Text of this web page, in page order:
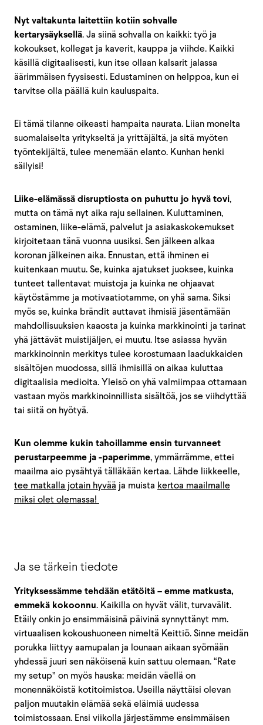
Nyt valtakunta laitettiin kotiin sohvalle
kertarysäyksellä. Ja siinä sohvalla on kaikki: työ ja
kokoukset, kollegat ja kaverit, kauppa ja viihde. Kaikki
käsillä digitaalisesti, kun itse ollaan kalsarit jalassa
äärimmäisen fyysisesti. Edustaminen on helppoa, kun ei
tarvitse olla päällä kuin kauluspaita.
Ei tämä tilanne oikeasti hampaita naurata. Liian monelta
suomalaiselta yritykseltä ja yrittäjältä, ja sitä myöten
työntekijältä, tulee menemään elanto. Kunhan henki
säilyisi!
Liike-elämässä disruptiosta on puhuttu jo hyvä tovi,
mutta on tämä nyt aika raju sellainen. Kuluttaminen,
ostaminen, liike-elämä, palvelut ja asiakaskokemukset
kirjoitetaan tänä vuonna uusiksi. Sen jälkeen alkaa
koronan jälkeinen aika. Ennustan, että ihminen ei
kuitenkaan muutu. Se, kuinka ajatukset juoksee, kuinka
tunteet tallentavat muistoja ja kuinka ne ohjaavat
käytöstämme ja motivaatiotamme, on yhä sama. Siksi
myös se, kuinka brändit auttavat ihmisiä jäsentämään
mahdollisuuksien kaaosta ja kuinka markkinointi ja tarinat
yhä jättävät muistijäljen, ei muutu. Itse asiassa hyvän
markkinoinnin merkitys tulee korostumaan laadukkaiden
sisältöjen muodossa, sillä ihmisillä on aikaa kuluttaa
digitaalisia medioita. Yleisö on yhä valmiimpaa ottamaan
vastaan myös markkinoinnillista sisältöä, jos se viihdyttää
tai siitä on hyötyä.
Kun olemme kukin tahoillamme ensin turvanneet
perustarpeemme ja -paperimme, ymmärrämme, ettei
maailma aio pysähtyä tälläkään kertaa. Lähde liikkeelle,
tee matkalla jotain hyvää ja muista kertoa maailmalle
miksi olet olemassa!
Ja se tärkein tiedote
Yrityksessämme tehdään etätöitä – emme matkusta,
emmekä kokoonnu. Kaikilla on hyvät välit, turvavälit.
Etäily onkin jo ensimmäisinä päivinä synnyttänyt mm.
virtuaalisen kokoushuoneen nimeltä Keittiö. Sinne meidän
porukka liittyy aamupalan ja lounaan aikaan syömään
yhdessä juuri sen näköisenä kuin sattuu olemaan. “Rate
my setup” on myös hauska: meidän väellä on
monennäköistä kotitoimistoa. Useilla näyttäisi olevan
paljon muutakin elämää sekä eläimiä uudessa
toimistossaan. Ensi viikolla järjestämme ensimmäisen